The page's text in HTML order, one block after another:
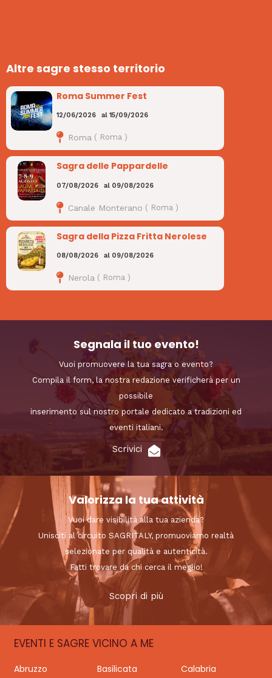
Altre sagre stesso territorio
Roma Summer Fest
12/06/2026 al15/09/2026
Roma ( Roma )
Sagra delle Pappardelle
07/08/2026 al 09/08/2026
Canale Monterano ( Roma )
Sagra della Pizza Fritta Nerolese
08/08/2026 al 09/08/2026
Nerola ( Roma )
Segnala il tuo evento!
Vuoi promuovere la tua sagra o evento?
Compila il form, la nostra redazione verificherà per un
possibile
inserimento sul nostro portale dedicato a tradizioni ed
eventi italiani.
Scrivici
Valorizza la tua attività
Vuoi dare visibilità alla tua azienda?
Unisciti al circuito SAGRITALY, promuoviamo realtà
selezionate per qualità e autenticità.
Fatti trovare da chi cerca il meglio!
Scopri di più
EVENTI E SAGRE VICINO A ME
Abruzzo Basilicata
Calabria